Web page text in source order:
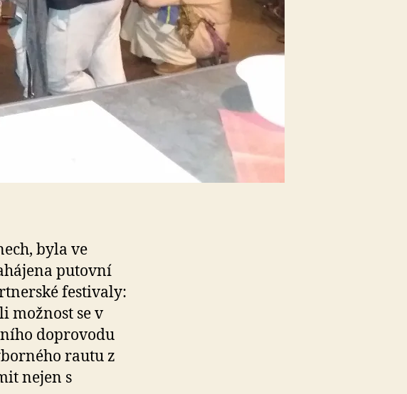
byla ve
putovní
festivaly:
možnost se v
doprovodu
rautu z
nejen s